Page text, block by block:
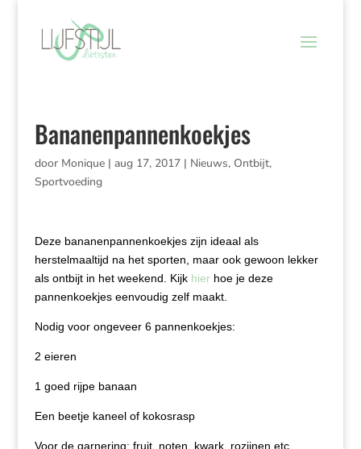
Bananenpannenkoekjes
door Monique| aug 17, 2017| Nieuws, Ontbijt,
Sportvoeding
Deze bananenpannenkoekjes zijn ideaal als
herstelmaaltijd na het sporten, maar ook gewoon lekker
als ontbijt in het weekend. Kijk hierhoe je deze
pannenkoekjes eenvoudig zelf maakt.
Nodig voor ongeveer 6 pannenkoekjes:
2 eieren
1 goed rijpe banaan
Een beetje kaneel of kokosrasp
Voor de garnering: fruit, noten, kwark, rozijnen etc.